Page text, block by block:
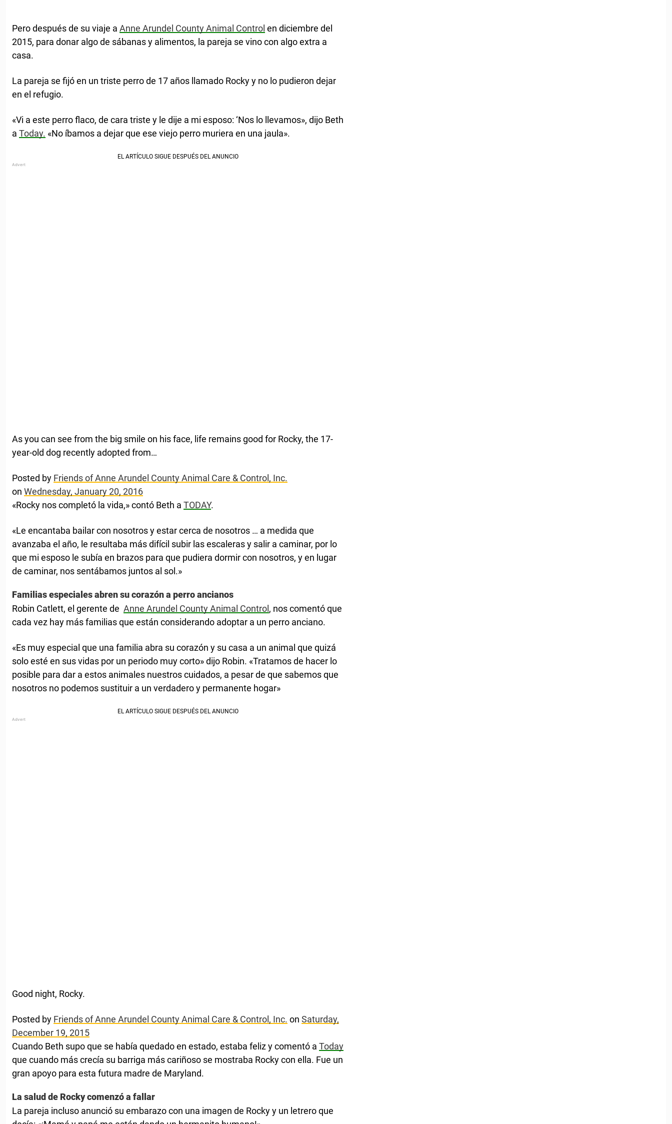
Pero después de su viaje a Anne Arundel County Animal Control en diciembre del
2015, para donar algo de sábanas y alimentos, la pareja se vino con algo extra a
casa.
La pareja se fijó en un triste perro de 17 años llamado Rocky y no lo pudieron dejar
en el refugio.
«Vi a este perro flaco, de cara triste y le dije a mi esposo: ‘Nos lo llevamos», dijo Beth
a Today. «No íbamos a dejar que ese viejo perro muriera en una jaula».
As you can see from the big smile on his face, life remains good for Rocky, the 17-
year-old dog recently adopted from…
Posted by Friends of Anne Arundel County Animal Care & Control, Inc.
on Wednesday, January 20, 2016
«Rocky nos completó la vida,» contó Beth a TODAY.
«Le encantaba bailar con nosotros y estar cerca de nosotros … a medida que
avanzaba el año, le resultaba más difícil subir las escaleras y salir a caminar, por lo
que mi esposo le subía en brazos para que pudiera dormir con nosotros, y en lugar
de caminar, nos sentábamos juntos al sol.»
Familias especiales abren su corazón a perro ancianos
Robin Catlett, el gerente de Anne Arundel County Animal Control, nos comentó que
cada vez hay más familias que están considerando adoptar a un perro anciano.
«Es muy especial que una familia abra su corazón y su casa a un animal que quizá
solo esté en sus vidas por un periodo muy corto» dijo Robin. «Tratamos de hacer lo
posible para dar a estos animales nuestros cuidados, a pesar de que sabemos que
nosotros no podemos sustituir a un verdadero y permanente hogar»
Good night, Rocky.
Posted by Friends of Anne Arundel County Animal Care & Control, Inc. on Saturday,
December 19, 2015
Cuando Beth supo que se había quedado en estado, estaba feliz y comentó a Today
que cuando más crecía su barriga más cariñoso se mostraba Rocky con ella. Fue un
gran apoyo para esta futura madre de Maryland.
La salud de Rocky comenzó a fallar
La pareja incluso anunció su embarazo con una imagen de Rocky y un letrero que